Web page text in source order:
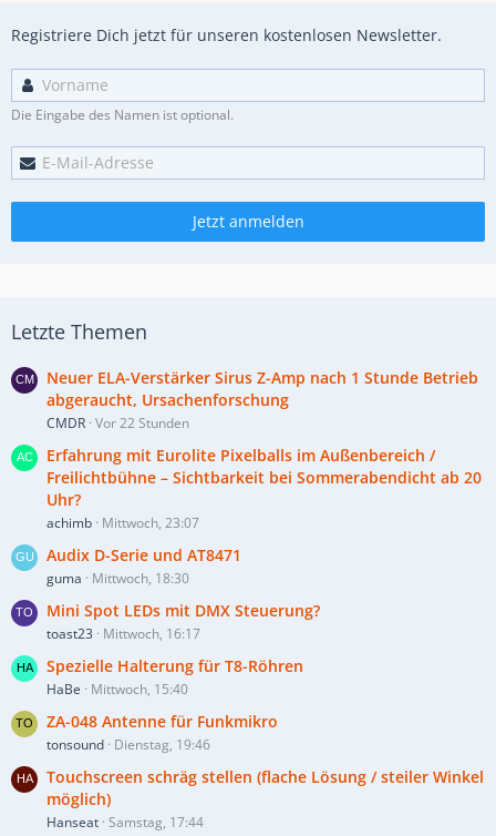
Registriere Dich jetzt für unseren kostenlosen Newsletter.
Die Eingabe des Namen ist optional.
Jetzt anmelden
Letzte Themen
Neuer ELA-Verstärker Sirus Z-Amp nach 1 Stunde Betrieb
abgeraucht, Ursachenforschung
CMDR Vor 22 Stunden
Erfahrung mit Eurolite Pixelballs im Außenbereich /
Freilichtbühne – Sichtbarkeit bei Sommerabendicht ab 20
Uhr?
achimb Mittwoch, 23:07
Audix D-Serie und AT8471
guma Mittwoch, 18:30
Mini Spot LEDs mit DMX Steuerung?
toast23 Mittwoch, 16:17
Spezielle Halterung für T8-Röhren
HaBe Mittwoch, 15:40
ZA-048 Antenne für Funkmikro
tonsound Dienstag, 19:46
Touchscreen schräg stellen (flache Lösung / steiler Winkel
möglich)
Hanseat Samstag, 17:44